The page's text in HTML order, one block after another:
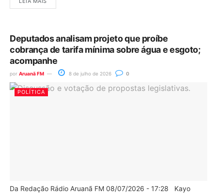
Deputados analisam projeto que proíbe
cobrança de tarifa mínima sobre água e esgoto;
acompanhe
por Aruanã FM 8 de julho de 2026 0
POLÍTICA
Da Redação Rádio Aruanã FM 08/07/2026 - 17:28 Kayo